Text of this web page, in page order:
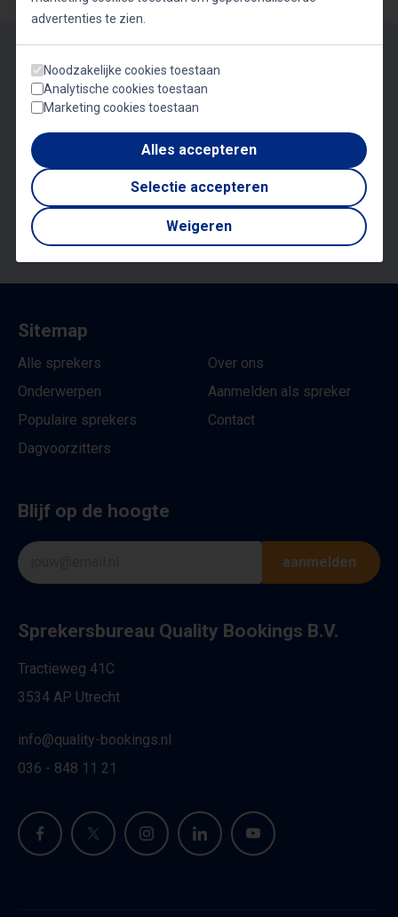
Vragen? We helpen je graag!
Neem vrijblijvend contact op met één van onze
adviseurs
036 - 848 11 21
Vrijblijvende offerte
Sitemap
Alle sprekers
Onderwerpen
Populaire sprekers
Dagvoorzitters
Over ons
Aanmelden als spreker
Contact
Blijf op de hoogte
aanmelden
Sprekersbureau Quality Bookings B.V.
Tractieweg 41C
3534 AP Utrecht
info@quality-bookings.nl
036 - 848 11 21
advertenties te zien.
Noodzakelijke cookies toestaan
Analytische cookies toestaan
Marketing cookies toestaan
Alles accepteren
Selectie accepteren
Weigeren